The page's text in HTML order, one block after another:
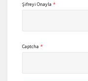
Şifreyi Onayla *
Captcha *